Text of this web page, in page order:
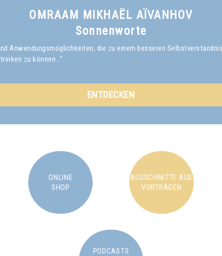
OMRAAM MIKHAËL AÏVANHOV
Sonnenworte
Anwendungsmöglichkeiten, die zu einem besseren
zu können…“
ENTDECKEN
ONLINE
SHOP
AUSSCHNITTE AUS
VORTRÄGEN
PODCASTS